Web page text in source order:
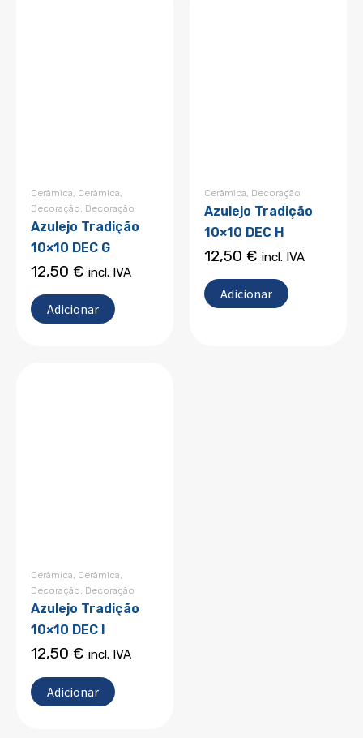
Cerâmica Cerâmica
Decoração Decoração
Azulejo Tradição
10×10 DEC G
12,50 € incl. IVA
Adicionar
Cerâmica Decoração
Azulejo Tradição
10×10 DEC H
12,50 € incl. IVA
Adicionar
Cerâmica, Cerâmica,
Decoração, Decoração
Azulejo Tradição
10×10 DEC I
12,50 € incl. IVA
Adicionar